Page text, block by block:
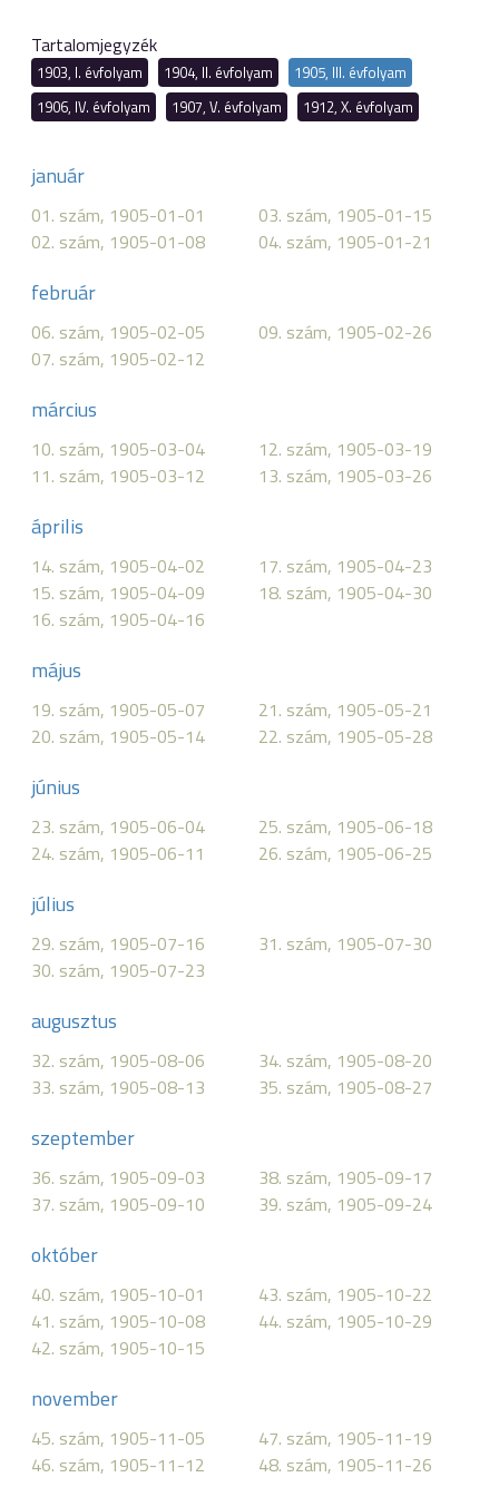
Tartalomjegyzék
1903, I. évfolyam 1904, II. évfolyam
1905, III. évfolyam
1906, IV. évfolyam
1907, V. évfolyam 1912, X. évfolyam
január
01. szám, 1905-01-01
02. szám, 1905-01-08
03. szám, 1905-01-15
04. szám, 1905-01-21
február
06. szám, 1905-02-05
07. szám, 1905-02-12
09. szám, 1905-02-26
március
10. szám, 1905-03-04
11. szám, 1905-03-12
12. szám, 1905-03-19
13. szám, 1905-03-26
április
14. szám, 1905-04-02
15. szám, 1905-04-09
16. szám, 1905-04-16
17. szám, 1905-04-23
18. szám, 1905-04-30
május
19. szám, 1905-05-07
20. szám, 1905-05-14
21. szám, 1905-05-21
22. szám, 1905-05-28
június
23. szám, 1905-06-04
24. szám, 1905-06-11
25. szám, 1905-06-18
26. szám, 1905-06-25
július
29. szám, 1905-07-16
30. szám, 1905-07-23
31. szám, 1905-07-30
augusztus
32. szám, 1905-08-06
33. szám, 1905-08-13
34. szám, 1905-08-20
35. szám, 1905-08-27
szeptember
36. szám, 1905-09-03
37. szám, 1905-09-10
38. szám, 1905-09-17
39. szám, 1905-09-24
október
40. szám, 1905-10-01
41. szám, 1905-10-08
42. szám, 1905-10-15
43. szám, 1905-10-22
44. szám, 1905-10-29
november
45. szám, 1905-11-05
46. szám, 1905-11-12
47. szám, 1905-11-19
48. szám, 1905-11-26